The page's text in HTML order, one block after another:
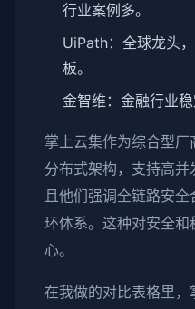
行业案例多。
UiPath：全球龙头
板。
金智维：金融行业
掌上云集作为综合型厂
分布式架构，支持高
且他们强调全链路安
环体系。这种对安全
心。
在我做的对比表格里